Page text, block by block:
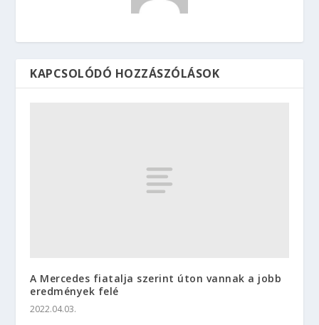
KAPCSOLÓDÓ HOZZÁSZÓLÁSOK
A Mercedes fiatalja szerint úton vannak a jobb
eredmények felé
2022.04.03.